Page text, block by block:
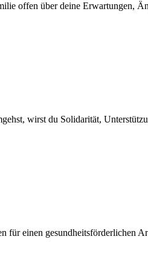
offen über deine Erwartungen,
wirst du Solidarität,
für einen gesundheits­förderlichen